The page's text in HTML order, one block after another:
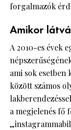
forgalmazók
Amikor
A 2010-es évek
ami sok
között számos
a megjelenés fő